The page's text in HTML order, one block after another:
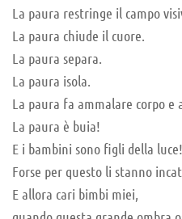
La paura restringe il campo
La paura chiude il cuore.
La paura separa.
La paura isola.
La paura fa ammalare corpo e
La paura è buia!
E i bambini sono figli della luce!
Forse per questo li stanno
E allora cari bimbi miei,